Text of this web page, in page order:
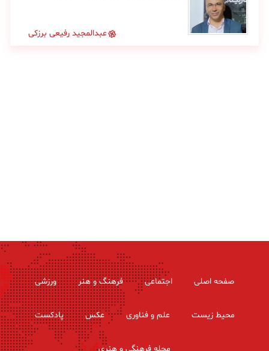
عبدالمجید رفیعی برزکی
صفحه اصلی اجتماعی فرهنگ و هنر ورزشی
محیط زیست علم و فناوری عکس پادکست